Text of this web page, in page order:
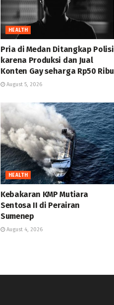
HEALTH
Pria di Medan Ditangkap Polisi
karena Produksi dan Jual
Konten Gay seharga Rp50 Ribu
August 5, 2026
HEALTH
Kebakaran KMP Mutiara
Sentosa II di Perairan
Sumenep
August 4, 2026